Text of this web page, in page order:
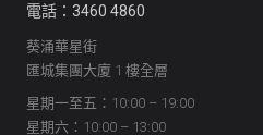
電話：3460 4860
葵涌華星街
匯城集團大廈 1 樓全層
星期一至五：10:00 – 19:00
星期六：10:00 – 13:00